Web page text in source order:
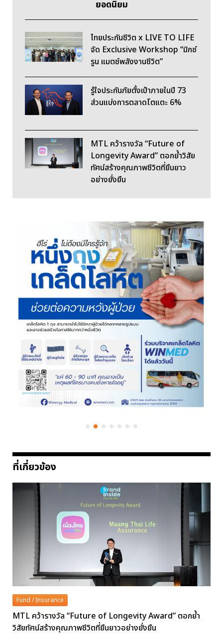
ยอดนิยม
ไทยประกันชีวิต x LIVE TO LIFE
จัด Exclusive Workshop “มิกซ์
รูน แมตช์พลังงานชีวิต”
รู้ใจประกันภัยตั้งเป้าภายในปี 73
ส่วนแบ่งการตลาดโตแตะ 6%
MTL คว้ารางวัล “Future of
Longevity Award” ตอกย้ำวิสัย
ทัศน์สร้างคุณภาพชีวิตที่ยืนยาว
อย่างยั่งยืน
ที่เกี่ยวข้อง
Fund / Insurance
MTL คว้ารางวัล “Future of Longevity Award” ตอกย้ำ
วิสัยทัศน์สร้างคุณภาพชีวิตที่ยืนยาวอย่างยั่งยืน